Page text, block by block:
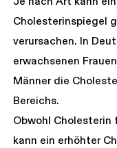
Cholesterinspiegel
verursachen. In
erwachsenen
Männer die
Bereichs.
Obwohl
kann ein erhöhter